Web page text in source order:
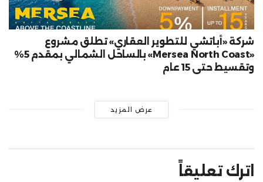
شركة «أباتشي للتطوير العقاري» تطلق مشروع
«Mersea North Coast» بالساحل الشمالي بمقدم 5%
وتقسيط حتى 15 عام
عرض المزيد
اترك تعليقاً